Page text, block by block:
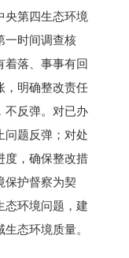
央第四生态环境
一时间调查核
着落、事事有回
，明确整改责任
不反弹。对已办
问题反弹；对处
度，确保整改措
保护督察为契
态环境问题，建
态环境质量。